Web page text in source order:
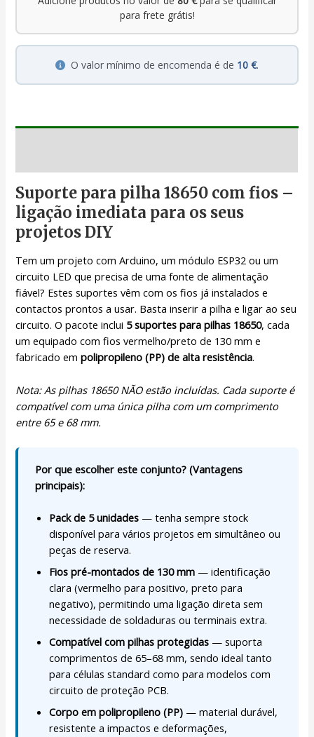
para frete grátis!
O valor mínimo de encomenda é de 10 €.
Suporte para pilha 18650 com fios –
ligação imediata para os seus
projetos DIY
Tem um projeto com Arduino, um módulo ESP32 ou um
circuito LED que precisa de uma fonte de alimentação
fiável? Estes suportes vêm com os fios já instalados e
contactos prontos a usar. Basta inserir a pilha e ligar ao seu
circuito. O pacote inclui 5 suportes para pilhas 18650, cada
um equipado com fios vermelho/preto de 130 mm e
fabricado empolipropileno (PP) de alta resistência.
Nota: As pilhas 18650 NÃO estão incluídas. Cada suporte é
compatível com uma única pilha com um comprimento
entre 65 e 68 mm.
Por que escolher este conjunto? (Vantagens
principais):
Pack de 5 unidades — tenha sempre stock
disponível para vários projetos em simultâneo ou
peças de reserva.
Fios pré-montados de 130 mm — identificação
clara (vermelho para positivo, preto para
negativo), permitindo uma ligação direta sem
necessidade de soldaduras ou terminais extra.
Compatível com pilhas protegidas — suporta
comprimentos de 65–68 mm, sendo ideal tanto
para células standard como para modelos com
circuito de proteção PCB.
Corpo em polipropileno (PP) — material durável,
resistente a impactos e deformações,